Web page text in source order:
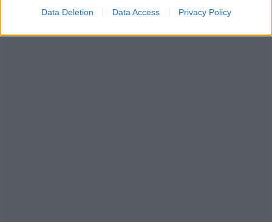
Data Deletion Data Access Privacy Policy